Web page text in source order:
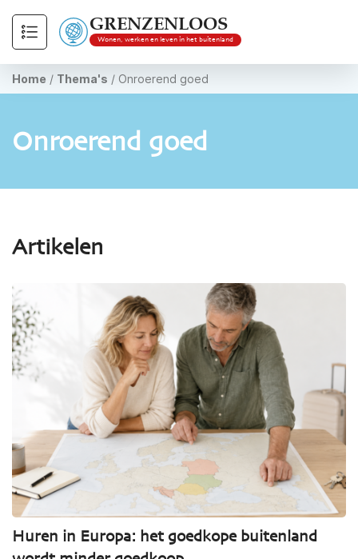
GRENZENLOOS
Wonen, werken en leven in het buitenland
Home / Thema's / Onroerend goed
Onroerend goed
Artikelen
Huren in Europa: het goedkope buitenland